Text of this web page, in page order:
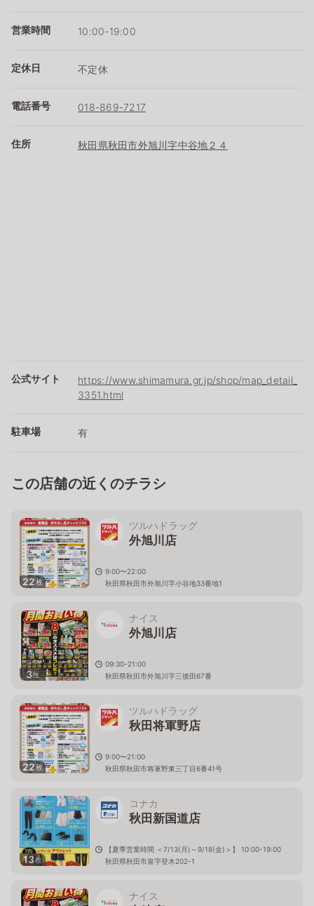
営業時間 10:00-19:00
定休日 不定休
電話番号 018-869-7217
住所 秋田県秋田市外旭川字中谷地２４
公式サイト
https://www.shimamura.gr.jp/shop/map_detail_
3351.html
駐車場 有
この店舗の近くのチラシ
22枚
ツルハドラッグ
外旭川店
9:00〜22:00
秋田県秋田市外旭川字小谷地33番地1
3枚
ナイス
外旭川店
09:30-21:00
秋田県秋田市外旭川字三後田67番
22枚
ツルハドラッグ
秋田将軍野店
9:00〜21:00
秋田県秋田市将軍野東三丁目6番41号
13枚
コナカ
秋田新国道店
【夏季営業時間 ＜7/13(月)～9/18(金)＞】 10:00-19:00
秋田県秋田市泉字登木202-1
ナイス